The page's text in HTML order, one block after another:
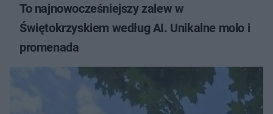
To najnowocześniejszy zalew w
Świętokrzyskiem według AI. Unikalne molo i
promenada